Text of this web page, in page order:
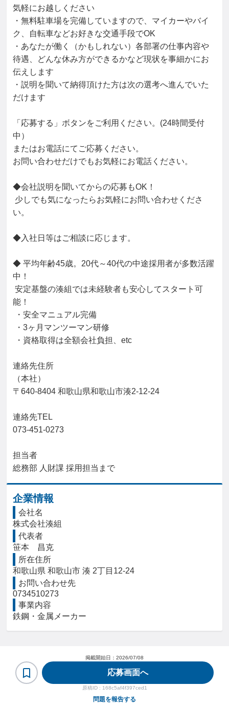
気軽にお越しください
・無料駐車場を完備していますので、マイカーやバイ
ク、自転車などお好きな交通手段でOK
・あなたが働く（かもしれない）各部署の仕事内容や
待遇、どんな休み方ができるかなど現状を事細かにお
伝えします
・説明を聞いて納得頂けた方は次の選考へ進んでいた
だけます
「応募する」ボタンをご利用ください。(24時間受付
中）
またはお電話にてご応募ください。
お問い合わせだけでもお気軽にお電話ください。
◆会社説明を聞いてからの応募もOK！
い。
◆入社日等はご相談に応じます。
◆ 平均年齢45歳。20代～40代の中途採用者が多数活躍
中！
能！
連絡先住所
（本社）
〒640-8404 和歌山県和歌山市湊2-12-24
連絡先TEL
073-451-0273
担当者
総務部 人財課 採用担当まで
企業情報
会社名
株式会社湊組
代表者
笹本　昌克
所在住所
和歌山県 和歌山市 湊 2丁目12-24
お問い合わせ先
0734510273
事業内容
鉄鋼・金属メーカー
掲載開始日： 2026/07/08
応募画面へ
原稿ID : 168c5af4f397ced1
問題を報告する